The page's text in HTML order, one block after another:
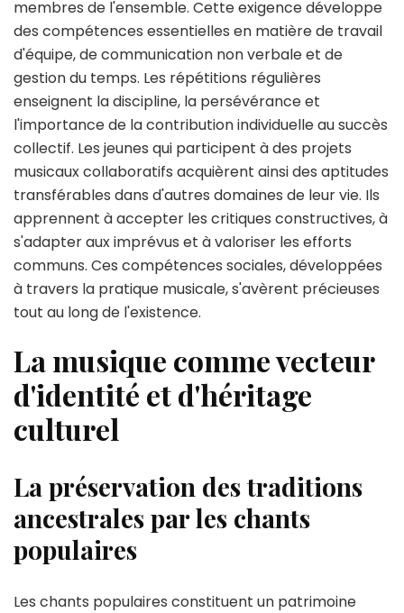
membres de l'ensemble. Cette exigence développe
des compétences essentielles en matière de travail
d'équipe, de communication non verbale et de
gestion du temps. Les répétitions régulières
enseignent la discipline, la persévérance et
l'importance de la contribution individuelle au succès
collectif. Les jeunes qui participent à des projets
musicaux collaboratifs acquièrent ainsi des aptitudes
transférables dans d'autres domaines de leur vie. Ils
apprennent à accepter les critiques constructives, à
s'adapter aux imprévus et à valoriser les efforts
communs. Ces compétences sociales, développées
à travers la pratique musicale, s'avèrent précieuses
tout au long de l'existence.
La musique comme vecteur
d'identité et d'héritage
culturel
La préservation des traditions
ancestrales par les chants
populaires
Les chants populaires constituent un patrimoine